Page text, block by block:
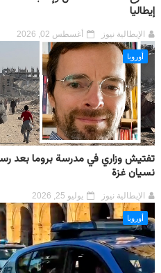
إيطاليا
الإيطالية نيوز أغسطس 02, 2026
أوروبا
تفتيش وزاري في مدرسة بروما بعد
نسيان غزة
الإيطالية نيوز يوليو 25, 2026
أوروبا